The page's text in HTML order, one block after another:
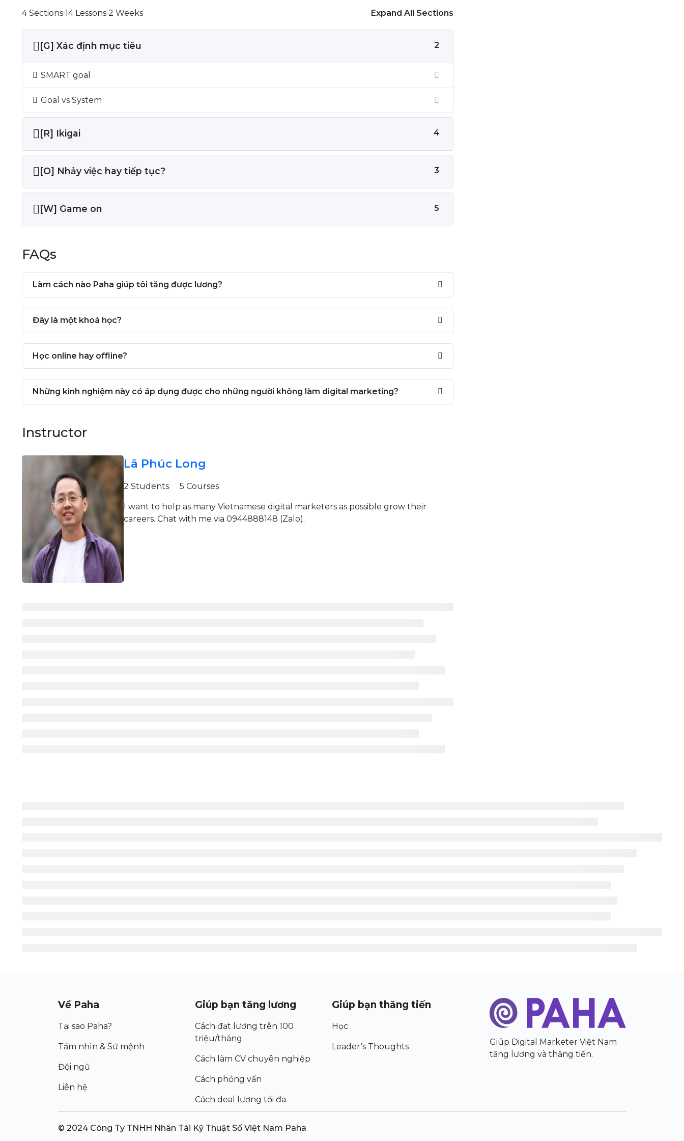
4 Sections 14 Lessons 2 Weeks Expand All Sections
[G] Xác định mục tiêu 2
SMART goal
Goal vs System
[R] Ikigai 4
[O] Nhảy việc hay tiếp tục? 3
[W] Game on 5
FAQs
Làm cách nào Paha giúp tôi tăng được lương?
Đây là một khoá học?
Học online hay offline?
Những kinh nghiệm này có áp dụng được cho những người không làm digital marketing?
Instructor
Lã Phúc Long
2 Students 5 Courses
I want to help as many Vietnamese digital marketers as possible grow their
careers. Chat with me via 0944888148 (Zalo).
Giúp Digital Marketer Việt Nam
tăng lương và thăng tiến.
Về Paha
Tại sao Paha?
Tầm nhìn & Sứ mệnh
Đội ngũ
Liên hệ
Giúp bạn tăng lương
Cách đạt lương trên 100
triệu/tháng
Cách làm CV chuyên nghiệp
Cách phỏng vấn
Cách deal lương tối đa
Giúp bạn thăng tiến
Học
Leader’s Thoughts
© 2024 Công Ty TNHH Nhân Tài Kỹ Thuật Số Việt Nam Paha